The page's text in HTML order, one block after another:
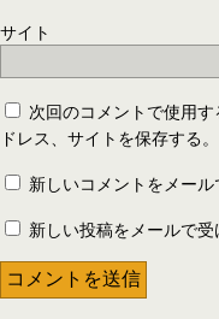
サイト
次回のコメントで使用
ドレス、サイトを保存する。
新しいコメントをメール
新しい投稿をメールで受